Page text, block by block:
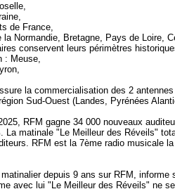
de France,
Normandie, Bretagne, Pays de Loire,
conservent leurs périmètres
: Meuse,
la commercialisation des 2
Sud-Ouest (Landes, Pyrénées
RFM gagne 34 000 nouveaux
La matinale "Le Meilleur des Réveils"
RFM est la 7ème radio musicale
depuis 9 ans sur RFM,
avec lui "Le Meilleur des Réveils" ne